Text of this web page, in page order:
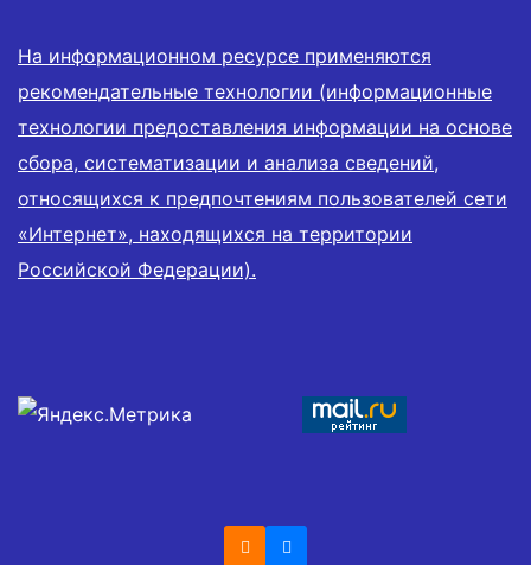
На информационном ресурсе применяются
рекомендательные технологии (информационные
технологии предоставления информации на основе
сбора, систематизации и анализа сведений,
относящихся к предпочтениям пользователей сети
«Интернет», находящихся на территории
Российской Федерации).